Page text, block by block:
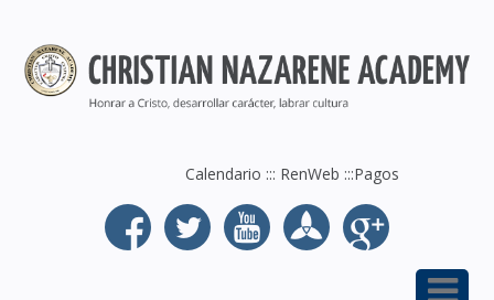
Calendario ::: RenWeb :::Pagos